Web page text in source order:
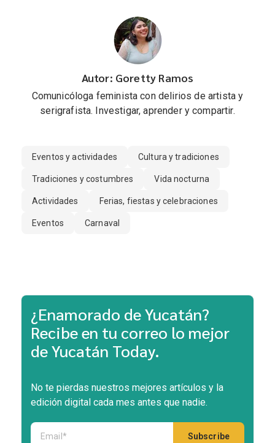
Autor: Goretty Ramos
Comunicóloga feminista con delirios de artista y
serigrafista. Investigar, aprender y compartir.
Eventos y actividades Cultura y tradiciones
Tradiciones y costumbres Vida nocturna
Actividades Ferias, fiestas y celebraciones
Eventos Carnaval
¿Enamorado de Yucatán?
Recibe en tu correo lo mejor
de Yucatán Today.
No te pierdas nuestros mejores artículos y la
edición digital cada mes antes que nadie.